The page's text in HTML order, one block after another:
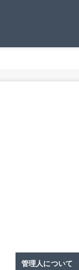
管理人について